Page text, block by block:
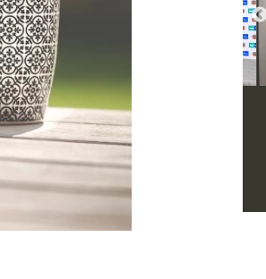
видим живой интерес».
газовой компании —
итогах пяти лет догазификации,
и подготовке специалистов